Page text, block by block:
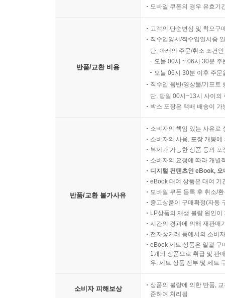
모바일 쿠폰의 경우 유효기
반품/교환 비용
고객의 단순변심 및 착오구
직수입양서/직수입일서중
단, 아래의 주문/취소 조건
오늘 00시 ~ 06시 30분
오늘 06시 30분 이후 주
직수입 음반/영상물/기프트
단, 당일 00시~13시 사이의
박스 포장은 택배 배송이
반품/교환 불가사유
소비자의 책임 있는 사유로
소비자의 사용, 포장 개봉
복제가 가능한 상품 등의
소비자의 요청에 따라 개별
디지털 컨텐츠인 eBook,
eBook 대여 상품은 대여 기
모바일 쿠폰 등록 후 취소/
중고상품이 구매확정(자동
LP상품의 재생 불량 원인
시간의 경과에 의해 재판매
전자상거래 등에서의 소비
eBook 세트 상품은 일괄 구
1개의 상품으로 취급 및 판
우, 세트 상품 전부 및 세트
소비자 피해보상
상품의 불량에 의한 반품,
준하여 처리됨